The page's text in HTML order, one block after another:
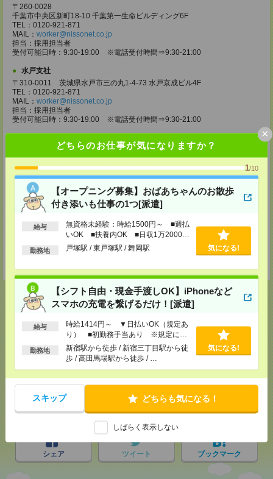
どちらのお仕事が気になりますか？
1/10
【オープニング募集】おばあちゃんのお散歩
付き添いも仕事の1つ[派遣]
給与
無資格未経験：時給1500円～ ■週払
いOK ■扶養内OK ■日収1万2000円
以上
勤務地 戸塚駅 / 東戸塚駅 / 舞岡駅 気になる!
【シフト自由・現金手渡しOK】iPhoneなど
スマホの充電を繋げるだけ！[派遣]
給与
時給1414円～ ▼日払いOK（規定あ
り） ■初勤務手当あり ※規定によ
る
勤務地
新宿駅から徒歩 / 新宿三丁目駅から徒
歩 / 高田馬場駅から徒歩 / …
気になる!
スキップ どちらも気になる！
しばらく表示しない
×
〒260-0028
千葉市中央区新町18-10 千葉第一生命ビルディング6F
TEL：0120-921-871
MAIL： worker@nissonet.co.jp
担当：採用担当者
受付可能日時：9:30-19:00 ※電話受付時間⇒9:30-21:00
水戸支社
〒310-0011 茨城県水戸市三の丸1-4-73 水戸京成ビル4F
TEL：0120-921-871
MAIL： worker@nissonet.co.jp
担当：採用担当者
受付可能日時：9:30-19:00 ※電話受付時間⇒9:30-21:00
〒320-0811 栃木県宇都宮市大通り1-2-11 フコク生命ビル4F
TEL：0120-921-871
MAIL：worker@nissonet.co.jp
担当：採用担当者
受付可能日時：9:30-19:00 ※電話受付時間⇒9:30-21:00
高崎支社
支社内）
TEL：0120-921-871
worker@nissonet.co.jp
担当：採用担当者
応募ページへ
気になる！
メールで送る LINEで送る
シェア ツイート ブックマーク